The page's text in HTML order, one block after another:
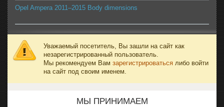
Opel Ampera 2011–2015 Body dimensions
Уважаемый посетитель, Вы зашли на сайт как
незарегистрированный пользователь.
Мы рекомендуем Вам зарегистрироваться либо войти
на сайт под своим именем.
МЫ ПРИНИМАЕМ